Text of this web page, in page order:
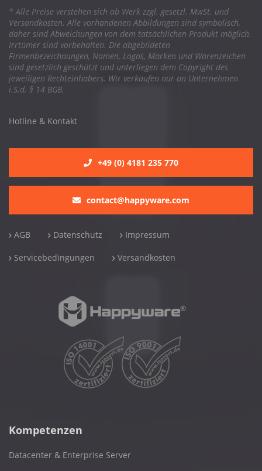
* Alle Preise verstehen sich ab Werk zzgl. gesetzl. MwSt. und
Versandkosten. Alle vorhandenen Abbildungen sind symbolisch,
daher sind Abweichungen von dem tatsächlichen Produkt möglich.
Irrtümer sind vorbehalten. Die abgebildeten
Firmenbezeichnungen, Namen, Logos, Marken und Warenzeichen
sind gesetzlich geschützt und unterliegen dem Copyright des
jeweiligen Rechteinhabers. Wir verkaufen nur an Unternehmen
i.S.d. § 14 BGB.
Hotline & Kontakt
+49 (0) 4181 235 770
contact@happyware.com
AGB Datenschutz Impressum
Servicebedingungen Versandkosten
Kompetenzen
Datacenter & Enterprise Server